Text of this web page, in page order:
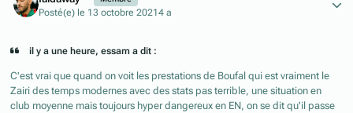
Posté(e) le 13 octobre 20214 a
il y a une heure, essam a dit :
C'est vrai que quand on voit les prestations de Boufal qui est vraiment le
Zairi des temps modernes avec des stats pas terrible, une situation en
club moyenne mais toujours hyper dangereux en EN, on se dit qu'il passe